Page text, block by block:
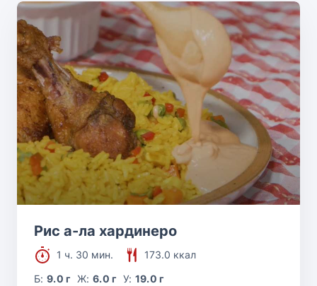
Рис а-ла хардинеро
1 ч. 30 мин.
173.0 ккал
Б:9.0 г Ж: 6.0 г У: 19.0 г